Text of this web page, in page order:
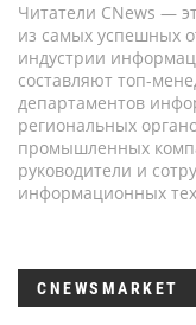
Читатели CNews —
из самых успешных
индустрии
составляют топ-
департаментов
региональных
промышленных
руководители и
информационных
CNEWSMARKET